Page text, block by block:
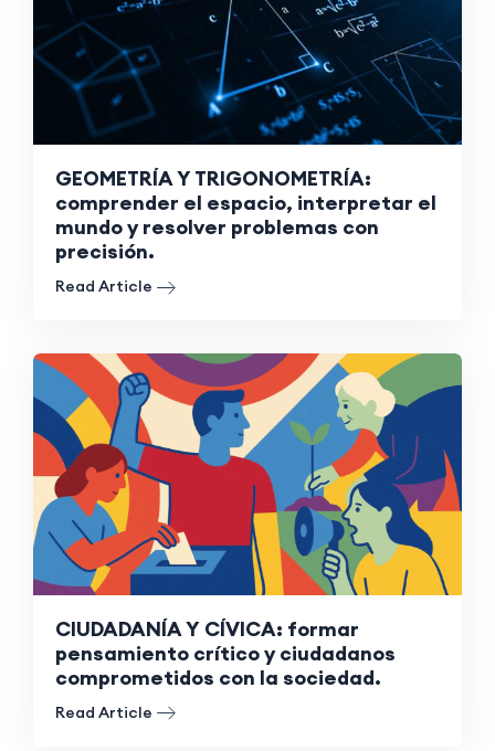
GEOMETRÍA Y TRIGONOMETRÍA:
comprender el espacio, interpretar el
mundo y resolver problemas con
precisión.
Read Article
CIUDADANÍA Y CÍVICA: formar
pensamiento crítico y ciudadanos
comprometidos con la sociedad.
Read Article